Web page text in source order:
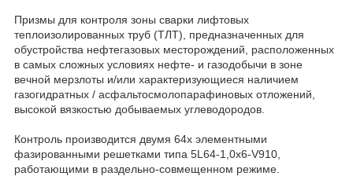
Призмы для контроля зоны сварки лифтовых
теплоизолированных труб (ТЛТ), предназначенных для
обустройства нефтегазовых месторождений, расположенных
в самых сложных условиях нефте- и газодобычи в зоне
вечной мерзлоты и/или характеризующиеся наличием
газогидратных / асфальтосмолопарафиновых отложений,
высокой вязкостью добываемых углеводородов.
Контроль производится двумя 64х элементными
фазированными решетками типа 5L64-1,0x6-V910,
работающими в раздельно-совмещенном режиме.